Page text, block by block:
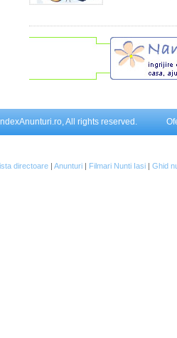
All rights reserved.
directoare | Anunturi | Filmari Nunti Iasi | Ghid